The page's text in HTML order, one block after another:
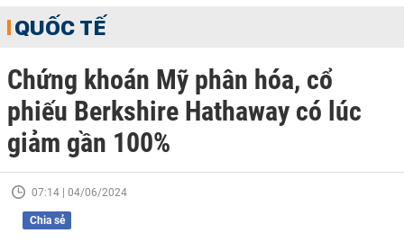
QUỐC TẾ
Chứng khoán Mỹ phân hóa, cổ
phiếu Berkshire Hathaway có lúc
giảm gần 100%
07:14 | 04/06/2024
Chia sẻ